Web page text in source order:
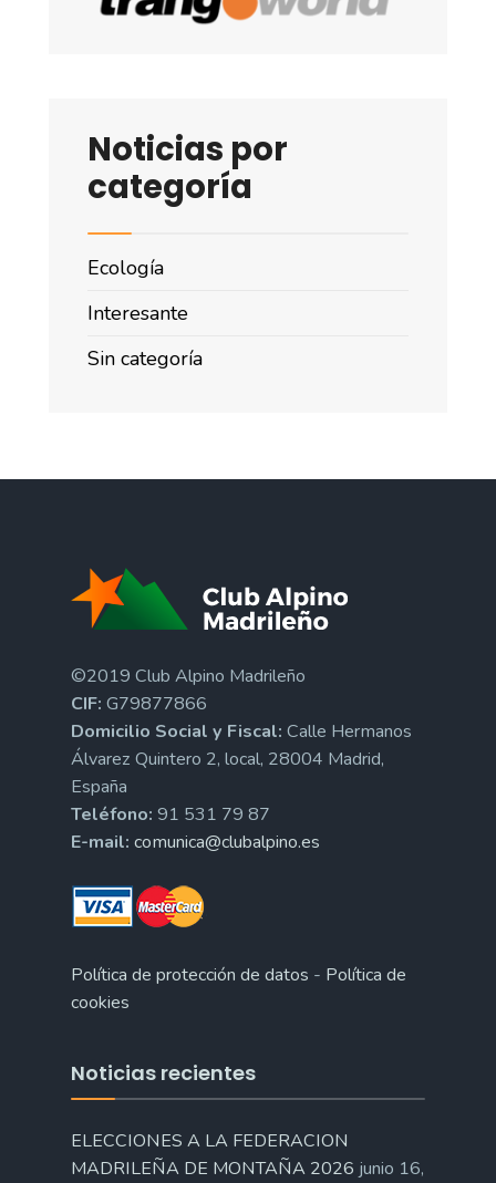
Noticias por
categoría
Ecología
Interesante
Sin categoría
©2019 Club Alpino Madrileño
CIF: G79877866
Domicilio Social y Fiscal: Calle Hermanos
Álvarez Quintero 2, local, 28004 Madrid,
España
Teléfono: 91 531 79 87
E-mail: comunica@clubalpino.es
Política de protección de datos - Política de
cookies
Noticias recientes
ELECCIONES A LA FEDERACION
MADRILEÑA DE MONTAÑA 2026 junio 16,